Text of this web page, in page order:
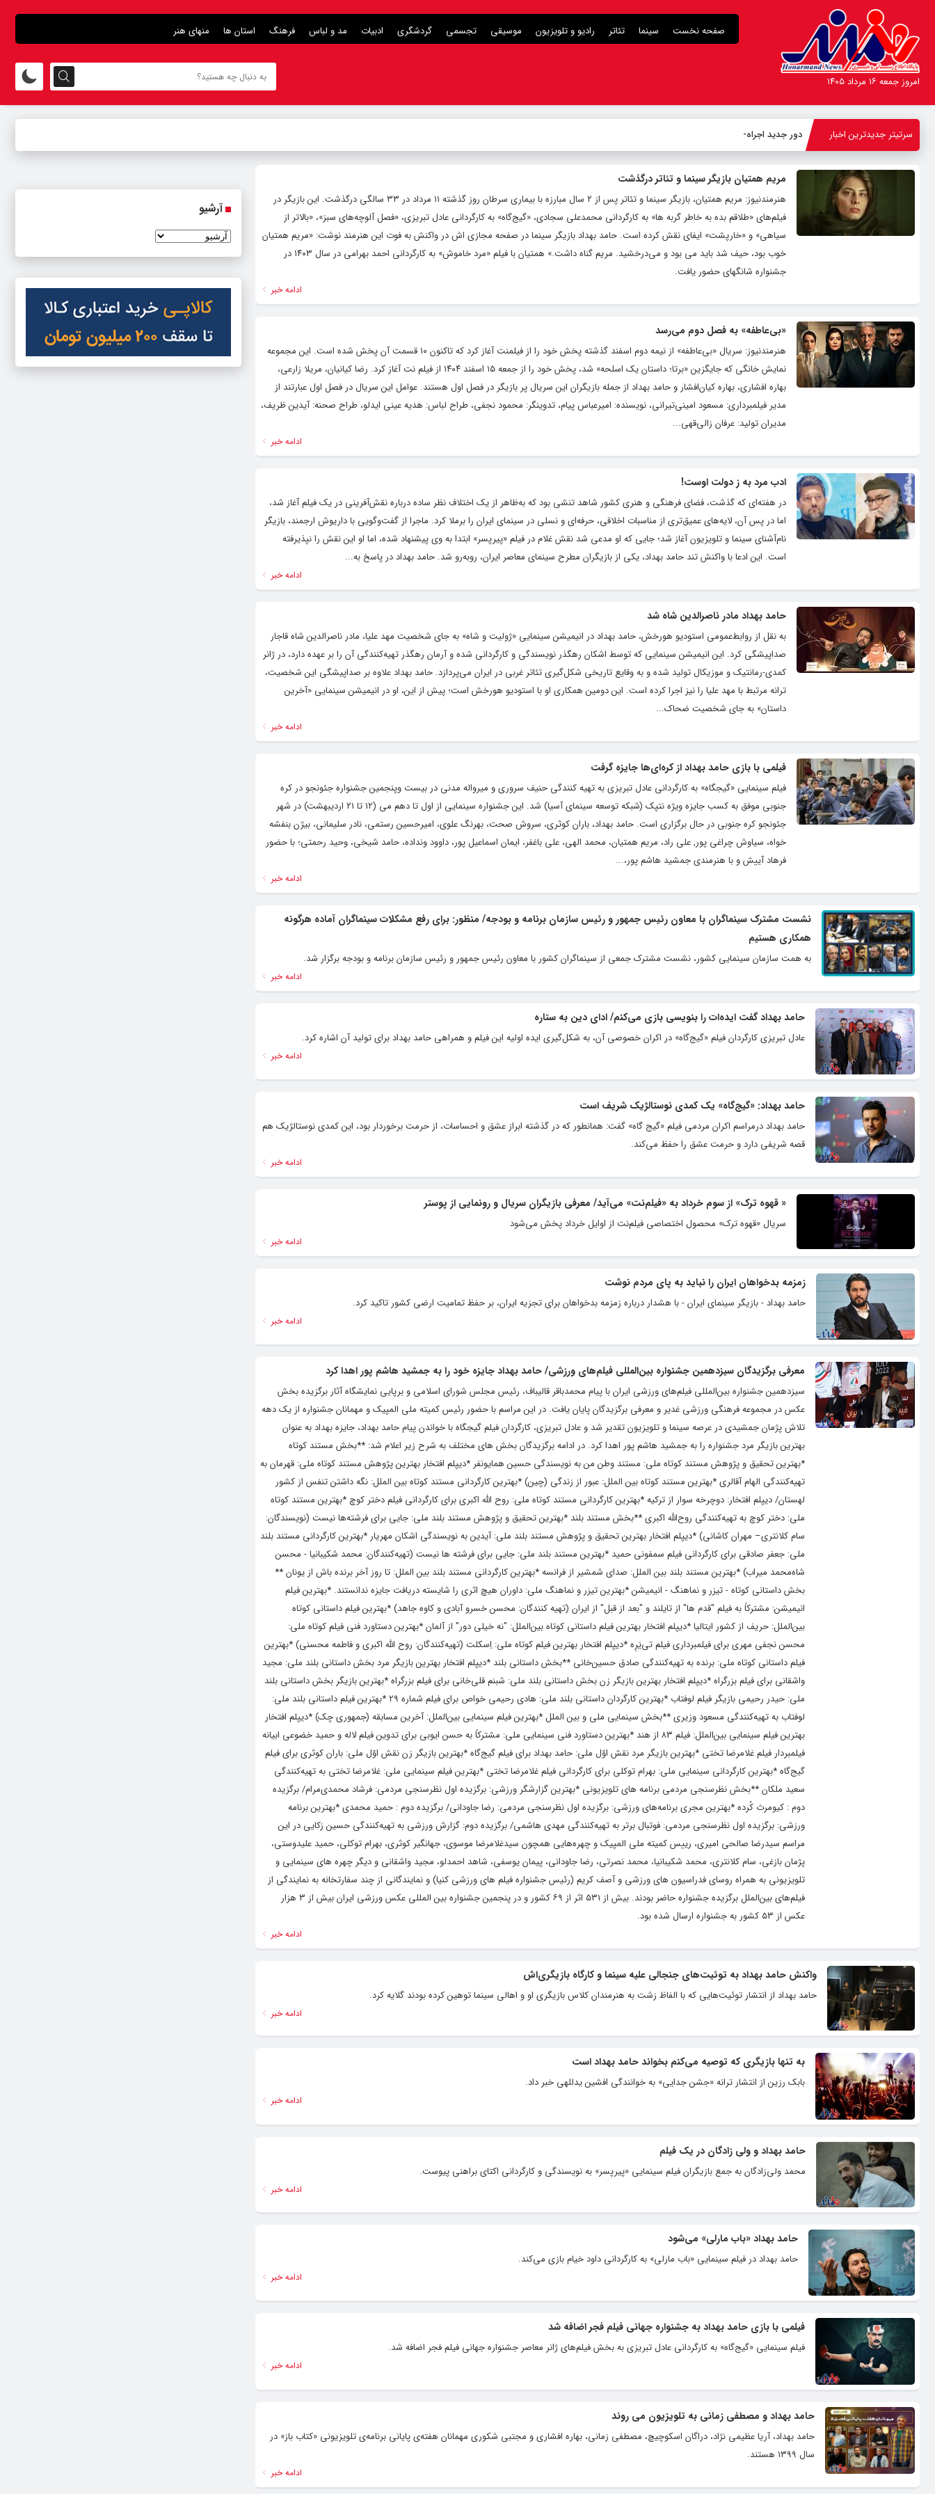
صفحه نخست سینما تئاتر رادیو و تلویزیون موسیقی تجسمی گردشگری ادبیات مد و لباس فرهنگ استان ها منهای هنر
امروز جمعه ۱۶ مرداد ۱۴۰۵
سرتیتر جدیدترین اخبار دور جدید اجراهای نمایش کمدی
مریم همتیان بازیگر سینما و تئاتر درگذشت
هنرمندنیوز: مریم همتیان، بازیگر سینما و تئاتر پس از ۲ سال مبارزه با بیماری سرطان روز گذشته ۱۱ مرداد در ۳۳ سالگی درگذشت. این بازیگر در
فیلم‌های «طلاقم بده به خاطر گربه ها» به کارگردانی محمدعلی سجادی، «گیج‌گاه» به کارگردانی عادل تبریزی، «فصل آلوچه‌های سبز»، «بالاتر از
سیاهی» و «خارپشت» ایفای نقش کرده است. حامد بهداد بازیگر سینما در صفحه مجازی اش در واکنش به فوت این هنرمند نوشت: «مریم همتیان
خوب بود، حیف شد باید می بود و می‌درخشید. مریم گناه داشت.» همتیان با فیلم «مرد خاموش» به کارگردانی احمد بهرامی در سال ۱۴۰۳ در
جشنواره شانگهای حضور یافت.
ادامه خبر
«بی‌عاطفه» به فصل دوم می‌رسد
هنرمندنیوز: سریال «بی‌عاطفه» از نیمه دوم اسفند گذشته پخش خود را از فیلمنت آغاز کرد که تاکنون ۱۰ قسمت آن پخش شده است. این مجموعه
نمایش خانگی که جایگزین «برتا؛ داستان یک اسلحه» شد، پخش خود را از جمعه ۱۵ اسفند ۱۴۰۴ از فیلم نت آغاز کرد. رضا کیانیان، مریلا زارعی،
بهاره افشاری، بهاره کیان‌افشار و حامد بهداد از جمله بازیگران این سریال پر بازیگر در فصل اول هستند. عوامل این سریال در فصل اول عبارتند از
مدیر فیلمبرداری: مسعود امینی‌تیرانی، نویسنده: امیرعباس پیام، تدوینگر: محمود نجفی، طراح لباس: هدیه عینی ایدلو، طراح صحنه: آیدین ظریف،
مدیران تولید: عرفان زالی‌قهی...
ادامه خبر
ادب مرد به ز دولت اوست!
در هفته‌ای که گذشت، فضای فرهنگی و هنری کشور شاهد تنشی بود که به‌ظاهر از یک اختلاف نظر ساده درباره نقش‌آفرینی در یک فیلم آغاز شد،
اما در پس آن، لایه‌های عمیق‌تری از مناسبات اخلاقی، حرفه‌ای و نسلی در سینمای ایران را برملا کرد. ماجرا از گفت‌وگویی با داریوش ارجمند، بازیگر
نام‌آشنای سینما و تلویزیون آغاز شد؛ جایی که او مدعی شد نقش غلام در فیلم «پیرپسر» ابتدا به وی پیشنهاد شده، اما او این نقش را نپذیرفته
است. این ادعا با واکنش تند حامد بهداد، یکی از بازیگران مطرح سینمای معاصر ایران، روبه‌رو شد. حامد بهداد در پاسخ به...
ادامه خبر
حامد بهداد مادر ناصرالدین شاه شد
به نقل از روابط‌عمومی استودیو هورخش، حامد بهداد در انیمیشن سینمایی «ژولیت و شاه» به جای شخصیت مهد علیا، مادر ناصرالدین شاه قاجار
صداپیشگی کرد. این انیمیشن سینمایی که توسط اشکان رهگذر نویسندگی و کارگردانی شده و آرمان رهگذر تهیه‌کنندگی آن را بر عهده دارد، در ژانر
کمدی-رمانتیک و موزیکال تولید شده و به وقایع تاریخی شکل‌گیری تئاتر غربی در ایران می‌پردازد. حامد بهداد علاوه بر صداپیشگی این شخصیت،
ترانه مرتبط با مهد علیا را نیز اجرا کرده است. این دومین همکاری او با استودیو هورخش است؛ پیش از این، او در انیمیشن سینمایی «آخرین
داستان» به جای شخصیت ضحاک...
ادامه خبر
فیلمی با بازی حامد بهداد از کره‌ای‌ها جایزه گرفت
فیلم سینمایی «گیجگاه» به کارگردانی عادل تبریزی به تهیه کنندگی حنیف سروری و میرواله مدنی در بیست وپنجمین جشنواره جئونجو در کره
جنوبی موفق به کسب جایزه ویژه نتپک (شبکه‌ توسعه سینمای آسیا) شد. این جشنواره سینمایی از اول تا دهم می (۱۲ تا ۲۱ اردیبهشت) در شهر
جئونجو کره جنوبی در حال برگزاری است. حامد بهداد، باران کوثری، سروش صحت، بهرنگ علوی، امیرحسین رستمی، نادر سلیمانی، بیژن بنفشه
خواه، سیاوش چراغی پور, علی راد، مریم همتیان، محمد الهی، علی باغفر، ایمان اسماعیل پور، داوود ونداده، حامد شیخی، وحید رحمتی؛ با حضور
فرهاد آییش و با هنرمندی جمشید هاشم پور،...
ادامه خبر
نشست مشترک سینماگران با معاون رئیس جمهور و رئیس سازمان برنامه و بودجه/ منظور: برای رفع مشکلات سینماگران آماده هرگونه
همکاری هستیم
به همت سازمان سینمایی کشور، نشست مشترک جمعی از سینماگران کشور با معاون رئیس جمهور و رئیس سازمان برنامه و بودجه برگزار شد.
ادامه خبر
حامد بهداد گفت ایده‌ات را بنویسی بازی می‌کنم/ ادای دین به ستاره
عادل تبریزی کارگردان فیلم «گیج‌گاه» در اکران خصوصی آن، به شکل‌گیری ایده اولیه این فیلم و همراهی حامد بهداد برای تولید آن اشاره کرد.
ادامه خبر
حامد بهداد: «گیج‌گاه» یک کمدی نوستالژیک شریف است
حامد بهداد درمراسم اکران مردمی فیلم «گیج گاه» گفت: همانطور که در گذشته ابراز عشق و احساسات، از حرمت برخوردار بود، این کمدی نوستالژیک هم
قصه شریفی دارد و حرمت عشق را حفظ می‌کند.
ادامه خبر
« قهوه ترک» از سوم خرداد به «فیلم‌نت» می‌آید/ معرفی بازیگران سریال و رونمایی از پوستر
سریال «قهوه ترک» محصول اختصاصی فیلم‌نت از اوایل خرداد پخش می‌شود
ادامه خبر
زمزمه بدخواهان ایران را نباید به پای مردم نوشت
حامد بهداد - بازیگر سینمای ایران - با هشدار درباره زمزمه بدخواهان برای تجزیه ایران، بر حفظ تمامیت ارضی کشور تاکید کرد.
ادامه خبر
معرفی برگزیدگان سیزدهمین جشنواره بین‌المللی فیلم‌های ورزشی/ حامد بهداد جایزه خود را به جمشید هاشم پور اهدا کرد
سیزدهمین جشنواره بین‌المللی فیلم‌های ورزشی ایران با پیام محمدباقر قالیباف، رئیس مجلس شورای اسلامی و برپایی نمایشگاه آثار برگزیده بخش
عکس در مجموعه فرهنگی ورزشی غدیر و معرفی برگزیدگان پایان یافت. در این مراسم با حضور رئیس کمیته ملی المپیک و مهمانان جشنواره از یک دهه
تلاش پژمان جمشیدی در عرصه سینما و تلویزیون تقدیر شد و عادل تبریزی،‌ کارگردان فیلم گیجگاه با خواندن پیام حامد بهداد، جایزه بهداد به عنوان
بهترین بازیگر مرد جشنواره را به جمشید هاشم پور اهدا کرد. در ادامه برگزیدگان بخش های مختلف به شرح زیر اعلام شد: **بخش مستند کوتاه
*بهترین تحقیق و پژوهش مستند کوتاه ملی: مستند وطن من به نویسندگی حسین همایونفر *دیپلم افتخار بهترین پژوهش مستند کوتاه ملی: قهرمان به
تهیه‌کنندگی الهام آقالری *بهترین مستند کوتاه بین الملل: عبور از زندگی (چین) *بهترین کارگردانی مستند کوتاه بین الملل: نگه داشتن تنفس از کشور
لهستان/ دیپلم افتخار: دوچرخه سوار از ترکیه *بهترین کارگردانی مستند کوتاه ملی: روح الله اکبری برای کارگردانی فیلم دختر کوچ *بهترین مستند کوتاه
ملی: دختر کوچ به تهیه‌کنندگی روح‌الله اکبری **بخش مستند بلند *بهترین تحقیق و پژوهش مستند بلند ملی: جایی برای فرشته‌ها نیست (نویسندگان:
سام کلانتری– مهران کاشانی) *دیپلم افتخار بهترین تحقیق و پژوهش مستند بلند ملی: آیدین به نویسندگی اشکان مهریار *بهترین کارگردانی مستند بلند
ملی: جعفر صادقی برای کارگردانی فیلم سمفونی حمید *بهترین مستند بلند ملی: جایی برای فرشته ها نیست (تهیه‌کنندگان: محمد شکیبانیا - محسن
شاه‌محمد میراب) *بهترین مستند بلند بین الملل: صدای شمشیر از فرانسه *بهترین کارگردانی مستند بلند بین الملل: تا روز آخر برنده باش از یونان **
بخش داستانی کوتاه - تیزر و نماهنگ - انیمیشن *بهترین تیزر و نماهنگ ملی: داوران هیچ اثری را شایسته دریافت جایزه ندانستند. *بهترین فیلم
انیمیشن: مشترکاً به فیلم "قدم ها" از تایلند و "بعد از قبل" از ایران (تهیه کنندگان: محسن خسرو آبادی و کاوه جاهد) *بهترین فیلم داستانی کوتاه
بین‌الملل: حریف از کشور ایتالیا *دیپلم افتخار بهترین فیلم داستانی کوتاه بین‌الملل: "نه خیلی دور" از آلمان *بهترین دستاورد فنی فیلم کوتاه ملی:
محسن نجفی مهری برای فیلمبرداری فیلم تی‌یَرِه *دیپلم افتخار بهترین فیلم کوتاه ملی: اِسکلت (تهیه‌کنندگان: روح الله اکبری و فاطمه محسنی) *بهترین
فیلم داستانی کوتاه ملی: برنده به تهیه‌کنندگی صادق حسین‌خانی **بخش داستانی بلند *دیپلم افتخار بهترین بازیگر مرد بخش داستانی بلند ملی: مجید
واشقانی برای فیلم بزرگراه *دیپلم افتخار بهترین بازیگر زن بخش داستانی بلند ملی: شبنم قلی‌خانی برای فیلم بزرگراه *بهترین بازیگر بخش داستانی بلند
ملی: حیدر رحیمی بازیگر فیلم لوفتاب *بهترین کارگردان داستانی بلند ملی: هادی رحیمی خواص برای فیلم شماره ۲۹ *بهترین فیلم داستانی بلند ملی:
لوفتاب به تهیه‌کنندگی مسعود وزیری **بخش سینمایی ملی و بین الملل *بهترین فیلم سینمایی بین‌الملل: آخرین مسابقه (جمهوری چک) *دیپلم افتخار
بهترین فیلم سینمایی بین‌الملل: فیلم ۸۳ از هند *بهترین دستاورد فنی سینمایی ملی: مشترکاً به حسن ایوبی برای تدوین فیلم لاله و حمید خضوعی ابیانه
فیلمبردار فیلم غلامرضا تختی *بهترین بازیگر مرد نقش اوّل ملی: حامد بهداد برای فیلم گیج‌گاه *بهترین بازیگر زن نقش اوّل ملی: باران کوثری برای فیلم
گیج‌گاه *بهترین کارگردانی سینمایی ملی: بهرام توکلی برای کارگردانی فیلم غلامرضا تختی *بهترین فیلم سینمایی ملی: غلامرضا تختی به تهیه‌کنندگی
سعید ملکان **بخش نظرسنجی مردمی برنامه های تلویزیونی *بهترین گزارشگر ورزشی: برگزیده اول نظرسنجی مردمی: فرشاد محمدی‌مرام/ برگزیده
دوم : کیومرث کُرده *بهترین مجری برنامه‌های ورزشی: برگزیده اول نظرسنجی مردمی: رضا جاودانی/ برگزیده دوم : حمید محمدی *بهترین برنامه
ورزشی: برگزیده اول نظرسنجی مردمی: فوتبال برتر به تهیه‌کنندگی مهدی هاشمی/ برگزیده دوم: گزارش ورزشی به تهیه‌کنندگی حسین زکایی در این
مراسم سیدرضا صالحی امیری، رییس کمیته ملی المپیک و چهره‌هایی همچون سیدغلامرضا موسوی، جهانگیر کوثری، بهرام توکلی، حمید علیدوستی،
پژمان بازغی، سام کلانتری، محمد شکیبانیا،‌ محمد نصرتی، رضا جاودانی،‌ پیمان یوسفی،‌ شاهد احمدلو، مجید واشقانی و دیگر چهره های سینمایی و
تلویزیونی به همراه روسای فدراسیون های ورزشی و آصف کریم (رئیس جشنواره فیلم های ورزشی کنیا) و نمایندگانی از چند سفارتخانه به نمایندگی از
فیلم‌های بین‌الملل برگزیده جشنواره حاضر بودند. بیش از ۵۳۱ اثر از ۶۹ کشور و در پنجمین جشنواره بین المللی عکس ورزشی ایران بیش از ۳ هزار
عکس از ۵۳ کشور به جشنواره ارسال شده بود.
ادامه خبر
واکنش حامد بهداد به توئیت‌های جنجالی علیه سینما و کارگاه بازیگری‌اش
حامد بهداد از انتشار توئیت‌هایی که با الفاظ زشت به هنرمندان کلاس بازیگری او و اهالی سینما توهین کرده بودند گلایه کرد.
ادامه خبر
به تنها بازیگری که توصیه می‌کنم بخواند حامد بهداد است
بابک رزین از انتشار ترانه «جشن جدایی» به خوانندگی افشین یدللهی خبر داد.
ادامه خبر
حامد بهداد و ولی زادگان در یک فیلم
محمد ولی‌زادگان‌ به جمع بازیگران فیلم سینمایی «پیرپسر» به نویسندگی و کارگردانی اکتای براهنی پیوست.
ادامه خبر
حامد بهداد «باب مارلی» می‌شود
حامد بهداد در فیلم سینمایی «باب مارلی» به کارگردانی داود خیام بازی می‌کند.
ادامه خبر
فیلمی با بازی حامد بهداد به جشنواره جهانی فیلم فجر اضافه شد
فیلم سینمایی «گیج‌گاه» به کارگردانی عادل تبریزی به بخش فیلم‌های ژانر معاصر جشنواره جهانی فیلم فجر اضافه شد.
ادامه خبر
حامد بهداد و مصطفی زمانی به تلویزیون می روند
حامد بهداد، آریا عظیمی نژاد، دراگان اسکوچیچ، مصطفی زمانی، بهاره افشاری و مجتبی شکوری مهمانان هفته‌ی پایانی برنامه‌ی تلویزیونی «کتاب باز» در
سال ۱۳۹۹ هستند.
ادامه خبر
آرشیو